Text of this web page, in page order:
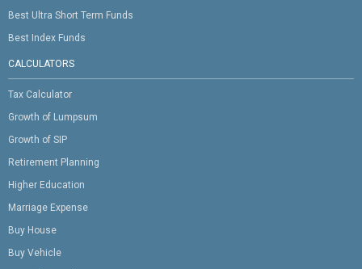
Best Ultra Short Term Funds
Best Index Funds
CALCULATORS
Tax Calculator
Growth of Lumpsum
Growth of SIP
Retirement Planning
Higher Education
Marriage Expense
Buy House
Buy Vehicle